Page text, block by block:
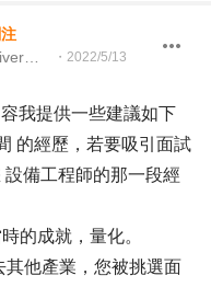
・ 2022/5/13
我提供一些建議如下
的經歷，若要吸引面試
備工程師的那一段經
的成就，量化。
其他產業，您被挑選面